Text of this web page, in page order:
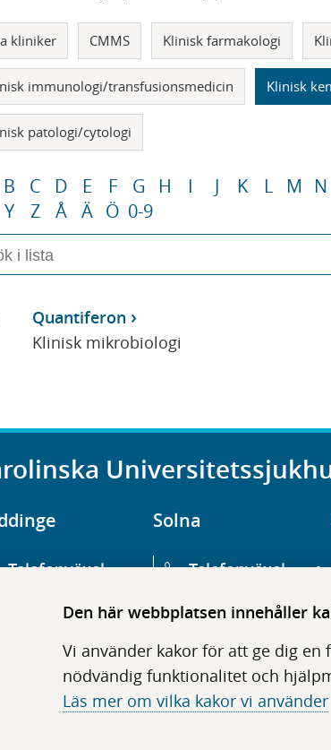
Den här webbplatsen innehåller
Vi använder kakor för att ge dig
nödvändig funktionalitet och
Läs mer om vilka kakor vi använder
kliniker CMMS Klinisk farmakologi
immunologi/transfusionsmedicin Klinisk
patologi/cytologi
B C D E F G H I J K L M N
Y Z Å Ä Ö 0-9
Quantiferon
Klinisk mikrobiologi
Telefonväxel
Hälsovägen 13
Solna
Telefonväxel
Eugeniavägen 3